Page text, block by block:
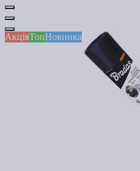
АкціяТопНовинка